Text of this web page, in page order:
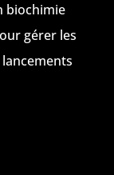
biochimie
gérer les